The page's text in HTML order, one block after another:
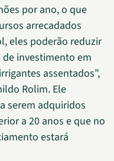
por ano, o que
arrecadados
eles poderão reduzir
investimento em
assentados”,
Rolim. Ele
serem adquiridos
a 20 anos e que no
estará